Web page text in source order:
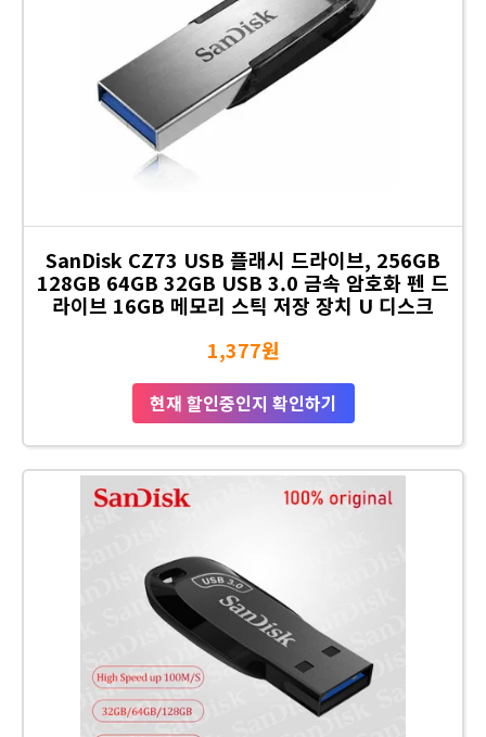
SanDisk CZ73 USB 플래시 드라이브, 256GB
128GB 64GB 32GB USB 3.0 금속 암호화 펜 드
라이브 16GB 메모리 스틱 저장 장치 U 디스크
1,377원
현재 할인중인지 확인하기